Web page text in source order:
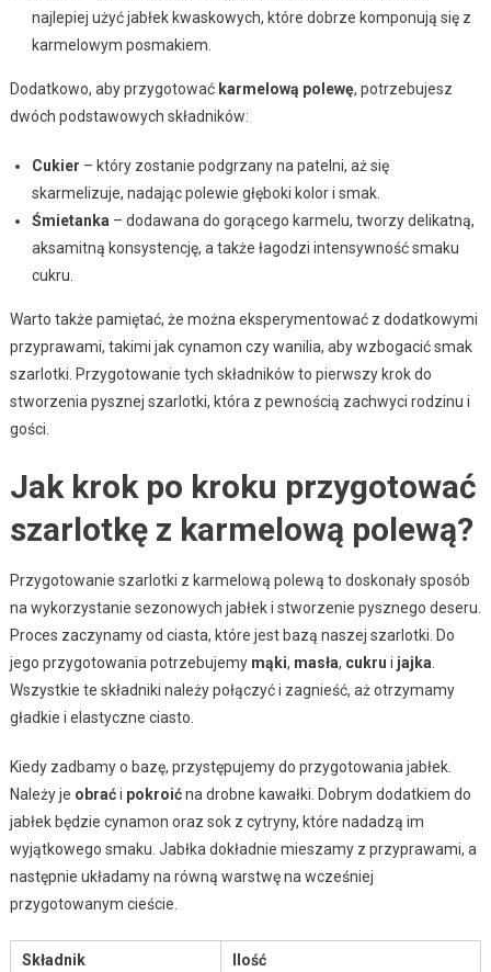
najlepiej użyć jabłek kwaskowych, które dobrze komponują się z
karmelowym posmakiem.
Dodatkowo, aby przygotować karmelową polewę, potrzebujesz
dwóch podstawowych składników:
Cukier – który zostanie podgrzany na patelni, aż się
skarmelizuje, nadając polewie głęboki kolor i smak.
Śmietanka – dodawana do gorącego karmelu, tworzy delikatną,
aksamitną konsystencję, a także łagodzi intensywność smaku
cukru.
Warto także pamiętać, że można eksperymentować z dodatkowymi
przyprawami, takimi jak cynamon czy wanilia, aby wzbogacić smak
szarlotki. Przygotowanie tych składników to pierwszy krok do
stworzenia pysznej szarlotki, która z pewnością zachwyci rodzinu i
gości.
Jak krok po kroku przygotować
szarlotkę z karmelową polewą?
Przygotowanie szarlotki z karmelową polewą to doskonały sposób
na wykorzystanie sezonowych jabłek i stworzenie pysznego deseru.
Proces zaczynamy od ciasta, które jest bazą naszej szarlotki. Do
jego przygotowania potrzebujemy mąki, masła, cukru i jajka
Wszystkie te składniki należy połączyć i zagnieść, aż otrzymamy
gładkie i elastyczne ciasto.
Kiedy zadbamy o bazę, przystępujemy do przygotowania jabłek.
Należy je obraći pokroićna drobne kawałki. Dobrym dodatkiem do
jabłek będzie cynamon oraz sok z cytryny, które nadadzą im
wyjątkowego smaku. Jabłka dokładnie mieszamy z przyprawami, a
następnie układamy na równą warstwę na wcześniej
przygotowanym cieście.
Składnik Ilość